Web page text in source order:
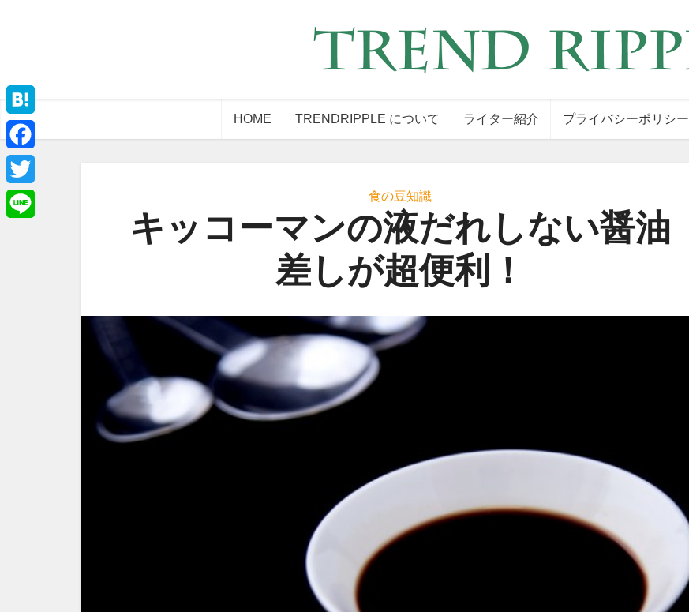
HOME TRENDRIPPLE について ライター紹介 プライバシーポリシー
食の豆知識
キッコーマンの液だれしない醤油
差しが超便利！
Hatena
Facebook
Twitter